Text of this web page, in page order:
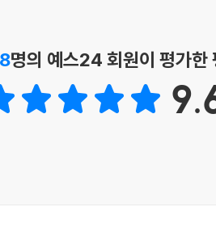
8명의 예스24 회원이 평가한